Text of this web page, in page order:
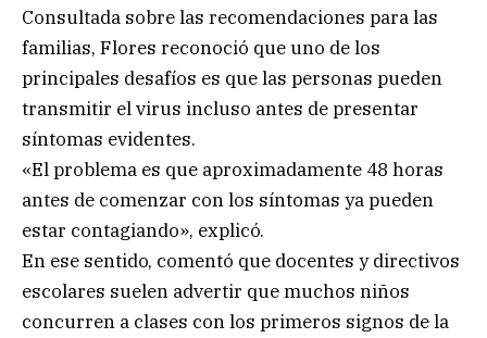
Consultada sobre las recomendaciones para las
familias, Flores reconoció que uno de los
principales desafíos es que las personas pueden
transmitir el virus incluso antes de presentar
síntomas evidentes.
«El problema es que aproximadamente 48 horas
antes de comenzar con los síntomas ya pueden
estar contagiando», explicó.
En ese sentido, comentó que docentes y directivos
escolares suelen advertir que muchos niños
concurren a clases con los primeros signos de la